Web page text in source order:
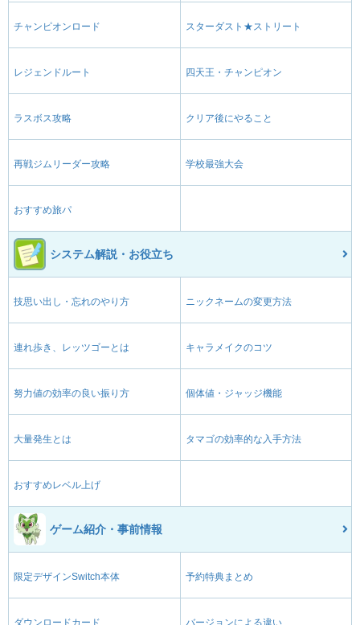
チャンピオンロード スターダスト★ストリート
レジェンドルート 四天王・チャンピオン
ラスボス攻略 クリア後にやること
再戦ジムリーダー攻略 学校最強大会
おすすめ旅パ
システム解説・お役立ち
技思い出し・忘れのやり方 ニックネームの変更方法
連れ歩き、レッツゴーとは キャラメイクのコツ
努力値の効率の良い振り方 個体値・ジャッジ機能
大量発生とは タマゴの効率的な入手方法
おすすめレベル上げ
ゲーム紹介・事前情報
限定デザインSwitch本体 予約特典まとめ
ダウンロードカード バージョンによる違い